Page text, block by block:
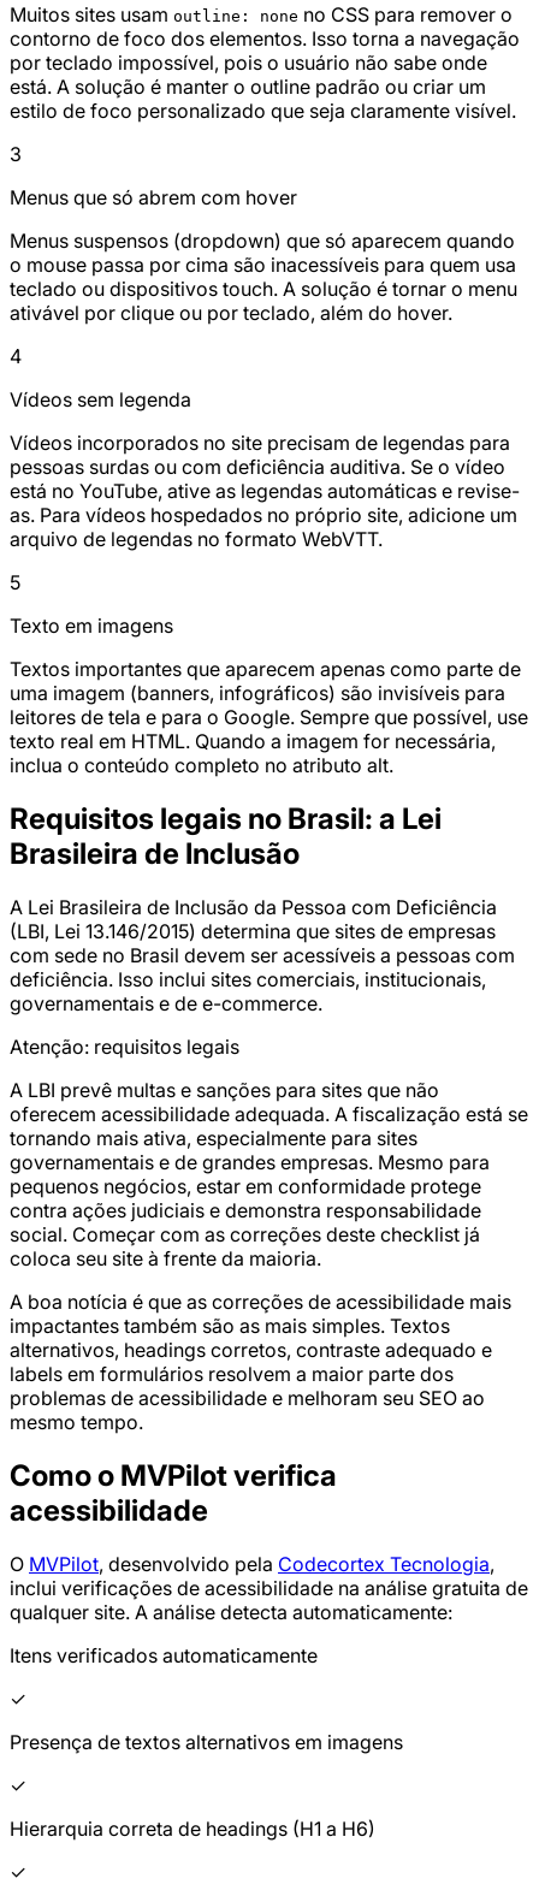
Muitos sites usam outline: none no CSS para remover o
contorno de foco dos elementos. Isso torna a navegação
por teclado impossível, pois o usuário não sabe onde
está. A solução é manter o outline padrão ou criar um
estilo de foco personalizado que seja claramente visível.
3
Menus que só abrem com hover
Menus suspensos (dropdown) que só aparecem quando
o mouse passa por cima são inacessíveis para quem usa
teclado ou dispositivos touch. A solução é tornar o menu
ativável por clique ou por teclado, além do hover.
4
Vídeos sem legenda
Vídeos incorporados no site precisam de legendas para
pessoas surdas ou com deficiência auditiva. Se o vídeo
está no YouTube, ative as legendas automáticas e revise-
as. Para vídeos hospedados no próprio site, adicione um
arquivo de legendas no formato WebVTT.
5
Texto em imagens
Textos importantes que aparecem apenas como parte de
uma imagem (banners, infográficos) são invisíveis para
leitores de tela e para o Google. Sempre que possível, use
texto real em HTML. Quando a imagem for necessária,
inclua o conteúdo completo no atributo alt.
Requisitos legais no Brasil: a Lei
Brasileira de Inclusão
A Lei Brasileira de Inclusão da Pessoa com Deficiência
(LBI, Lei 13.146/2015) determina que sites de empresas
com sede no Brasil devem ser acessíveis a pessoas com
deficiência. Isso inclui sites comerciais, institucionais,
governamentais e de e-commerce.
Atenção: requisitos legais
A LBI prevê multas e sanções para sites que não
oferecem acessibilidade adequada. A fiscalização está se
tornando mais ativa, especialmente para sites
governamentais e de grandes empresas. Mesmo para
pequenos negócios, estar em conformidade protege
contra ações judiciais e demonstra responsabilidade
social. Começar com as correções deste checklist já
coloca seu site à frente da maioria.
A boa notícia é que as correções de acessibilidade mais
impactantes também são as mais simples. Textos
alternativos, headings corretos, contraste adequado e
labels em formulários resolvem a maior parte dos
problemas de acessibilidade e melhoram seu SEO ao
mesmo tempo.
Como o MVPilot verifica
acessibilidade
O MVPilot, desenvolvido pela Codecortex Tecnologia,
inclui verificações de acessibilidade na análise gratuita de
qualquer site. A análise detecta automaticamente:
Itens verificados automaticamente
✓
Presença de textos alternativos em imagens
✓
Hierarquia correta de headings (H1 a H6)
✓